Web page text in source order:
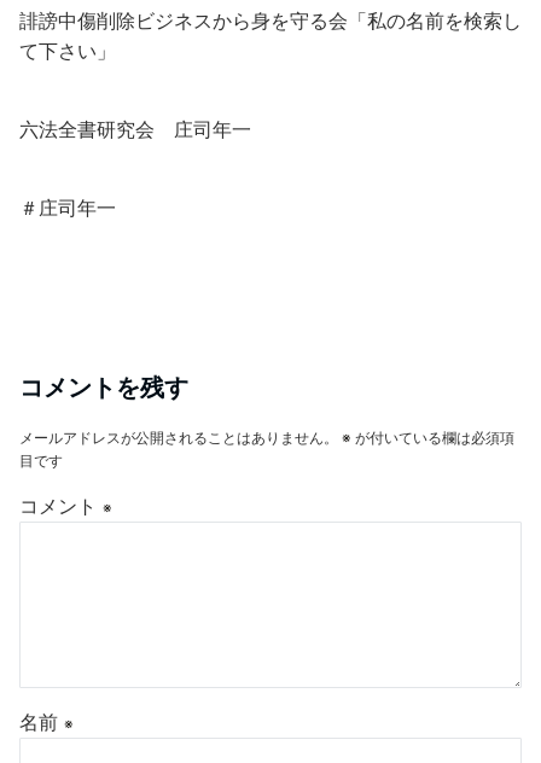
誹謗中傷削除ビジネスから身を守る会「私の名前を検索し
て下さい」
六法全書研究会 庄司年一
＃庄司年一
コメントを残す
メールアドレスが公開されることはありません。 ※ が付いている欄は必須項
目です
コメント ※
名前 ※